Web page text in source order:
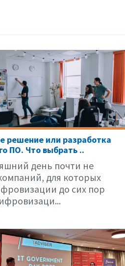
решение или разработка
ПО. Что выбрать ..
день почти не
для которых
до сих пор